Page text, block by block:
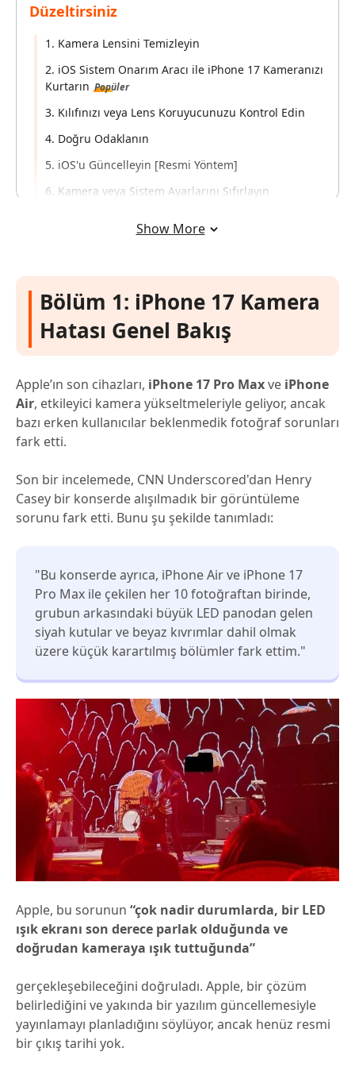
Düzeltirsiniz
1. Kamera Lensini Temizleyin
2. iOS Sistem Onarım Aracı ile iPhone 17 Kameranızı
Kurtarın Popüler
3. Kılıfınızı veya Lens Koruyucunuzu Kontrol Edin
4. Doğru Odaklanın
5. iOS'u Güncelleyin [Resmi Yöntem]
6. Kamera veya Sistem Ayarlarını Sıfırlayın
Aktarma Nasıl Yapılır
Show More
Bölüm 1: iPhone 17 Kamera
Hatası Genel Bakış
Apple’ın son cihazları, iPhone 17 Pro Maxve iPhone
Air, etkileyici kamera yükseltmeleriyle geliyor, ancak
bazı erken kullanıcılar beklenmedik fotoğraf sorunları
fark etti.
Son bir incelemede, CNN Underscored'dan Henry
Casey bir konserde alışılmadık bir görüntüleme
sorunu fark etti. Bunu şu şekilde tanımladı:
"Bu konserde ayrıca, iPhone Air ve iPhone 17
Pro Max ile çekilen her 10 fotoğraftan birinde,
grubun arkasındaki büyük LED panodan gelen
siyah kutular ve beyaz kıvrımlar dahil olmak
üzere küçük karartılmış bölümler fark ettim."
Apple, bu sorunun “çok nadir durumlarda, bir LED
ışık ekranı son derece parlak olduğunda ve
doğrudan kameraya ışık tuttuğunda”
gerçekleşebileceğini doğruladı. Apple, bir çözüm
belirlediğini ve yakında bir yazılım güncellemesiyle
yayınlamayı planladığını söylüyor, ancak henüz resmi
bir çıkış tarihi yok.